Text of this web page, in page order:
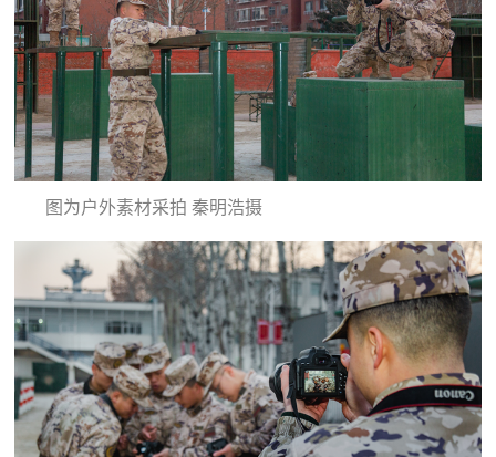
图为户外素材采拍 秦明浩摄